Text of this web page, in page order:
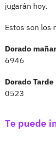
jugarán hoy.
Estos son los
Dorado
6946
Dorado Tarde
0523
Te puede